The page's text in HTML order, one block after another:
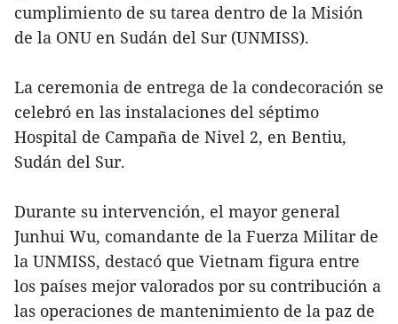
cumplimiento de su tarea dentro de la Misión
de la ONU en Sudán del Sur (UNMISS).
La ceremonia de entrega de la condecoración se
celebró en las instalaciones del séptimo
Hospital de Campaña de Nivel 2, en Bentiu,
Sudán del Sur.
Durante su intervención, el mayor general
Junhui Wu, comandante de la Fuerza Militar de
la UNMISS, destacó que Vietnam figura entre
los países mejor valorados por su contribución a
las operaciones de mantenimiento de la paz de